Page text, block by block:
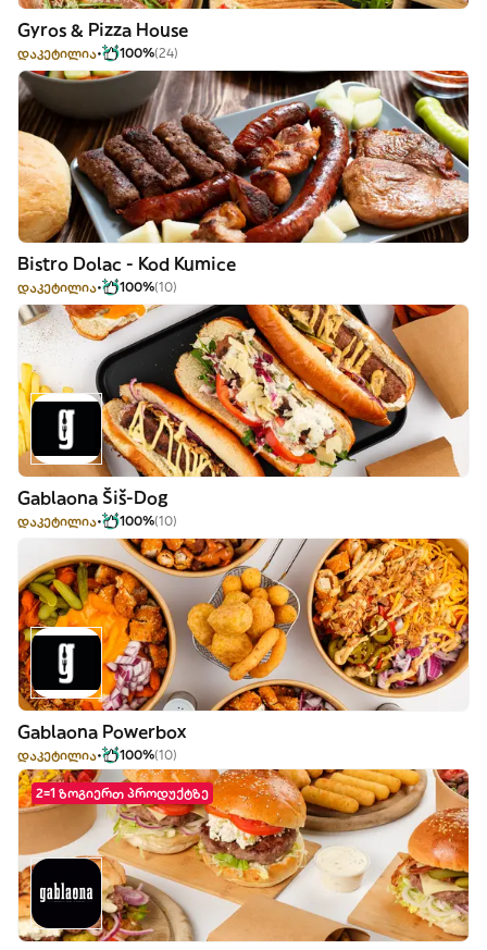
Gyros & Pizza House
დაკეტილია 100%(24)
Bistro Dolac - Kod Kumice
დაკეტილია 100%(10)
Gablaona Šiš-Dog
დაკეტილია 100%(10)
Gablaona Powerbox
დაკეტილია 100%(10)
2=1 ზოგიერთ პროდუქტზე